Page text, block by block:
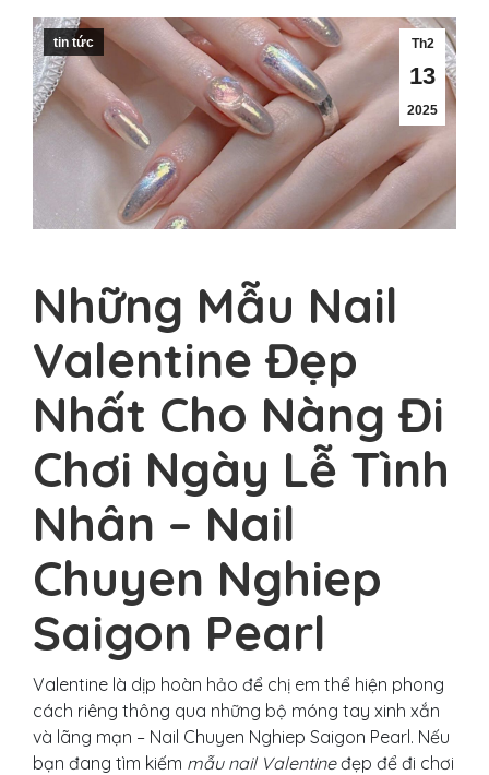
Th2
13
2025
tin tức
Những Mẫu Nail
Valentine Đẹp
Nhất Cho Nàng Đi
Chơi Ngày Lễ Tình
Nhân – Nail
Chuyen Nghiep
Saigon Pearl
Valentine là dịp hoàn hảo để chị em thể hiện phong
cách riêng thông qua những bộ móng tay xinh xắn
và lãng mạn – Nail Chuyen Nghiep Saigon Pearl. Nếu
bạn đang tìm kiếm mẫu nail Valentineđẹp để đi chơi